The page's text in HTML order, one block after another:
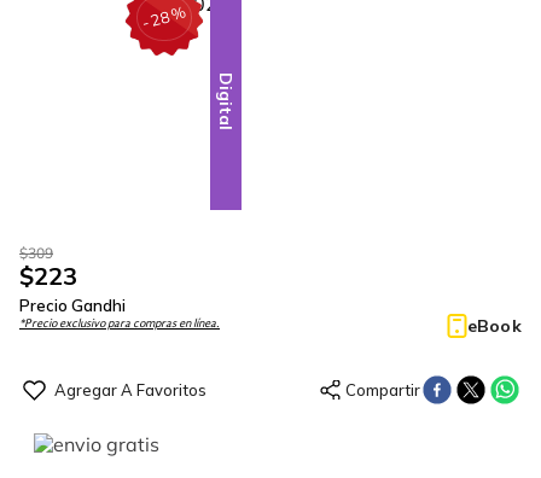
-28%
Digital
$309
$223
Precio Gandhi
*Precio exclusivo para compras en línea. eBook